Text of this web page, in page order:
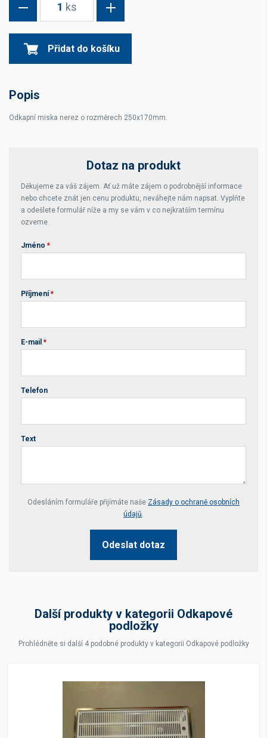
1 ks
Přidat do košíku
Popis
Odkapní miska nerez o rozměrech 250x170mm.
Dotaz na produkt
Děkujeme za váš zájem. Ať už máte zájem o podrobnější informace
nebo chcete znát jen cenu produktu, neváhejte nám napsat. Vyplňte
a odešlete formulář níže a my se vám v co nejkratším termínu
ozveme.
Jméno *
Příjmení *
E-mail *
Telefon
Text
Your website *
Odesláním formuláře přijímáte naše Zásady o ochraně osobních
údajů.
Odeslat dotaz
Další produkty v kategorii Odkapové
podložky
Prohlédněte si další 4 podobné produkty v kategorii Odkapové podložky